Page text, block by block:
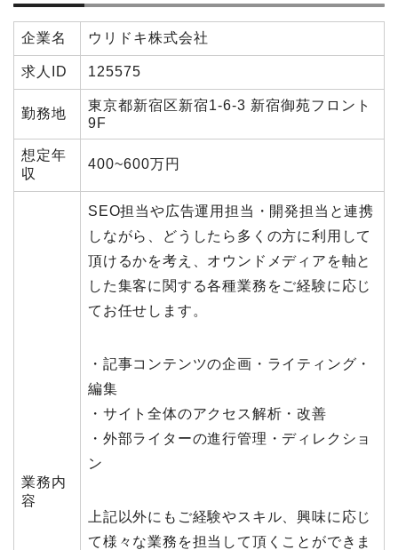
企業名 ウリドキ株式会社
求人ID 125575
勤務地
東京都新宿区新宿1-6-3 新宿御苑フロント
9F
想定年
収
400~600万円
業務内
容
SEO担当や広告運用担当・開発担当と連携
しながら、どうしたら多くの方に利用して
頂けるかを考え、オウンドメディアを軸と
した集客に関する各種業務をご経験に応じ
てお任せします。
・記事コンテンツの企画・ライティング・
編集
・サイト全体のアクセス解析・改善
・外部ライターの進行管理・ディレクショ
ン
上記以外にもご経験やスキル、興味に応じ
て様々な業務を担当して頂くことができま